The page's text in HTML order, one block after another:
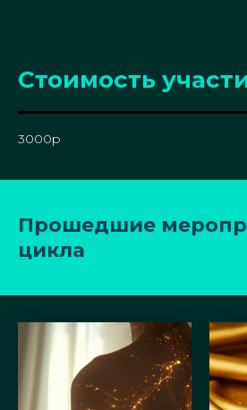
Стоимость
3000р
Прошедшие
цикла